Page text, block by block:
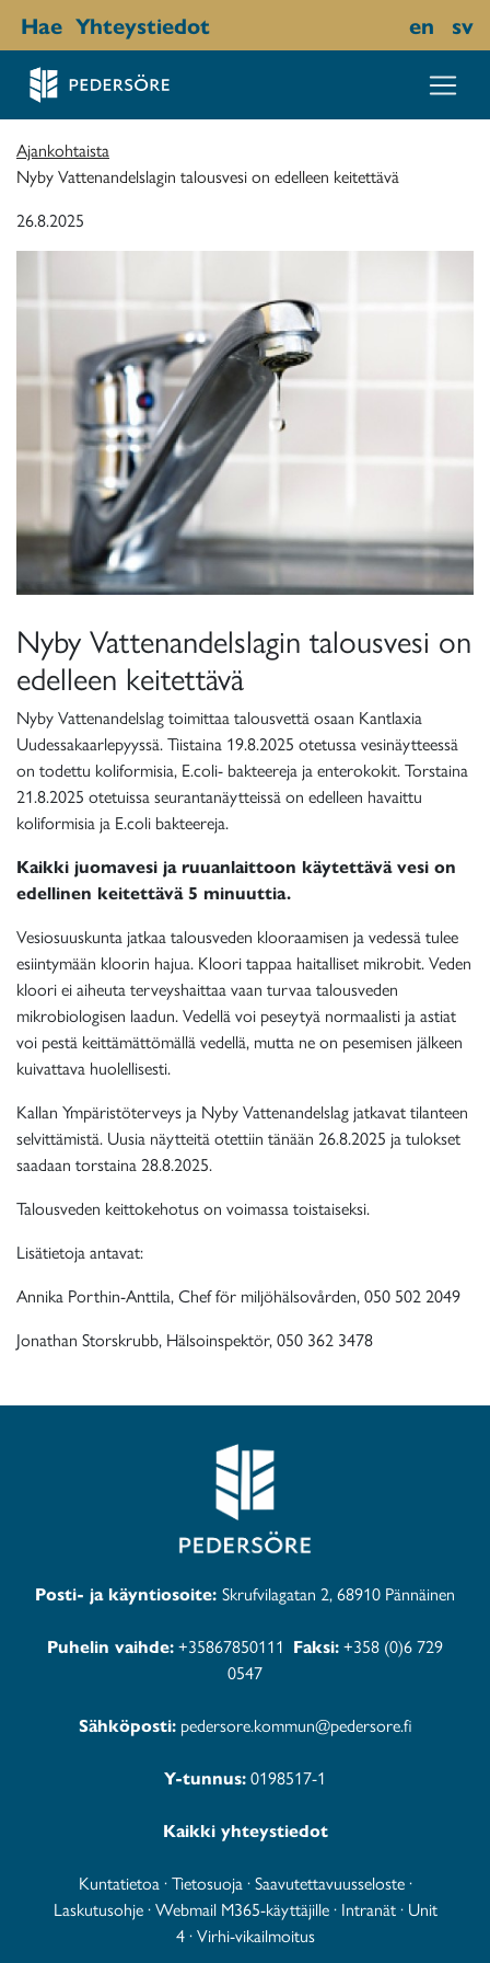
Hae Yhteystiedot en sv
Ajankohtaista
Nyby Vattenandelslagin talousvesi on edelleen keitettävä
26.8.2025
Nyby Vattenandelslagin talousvesi on
edelleen keitettävä
Nyby Vattenandelslag toimittaa talousvettä osaan Kantlaxia
Uudessakaarlepyyssä. Tiistaina 19.8.2025 otetussa vesinäytteessä
on todettu koliformisia, E.coli- bakteereja ja enterokokit. Torstaina
21.8.2025 otetuissa seurantanäytteissä on edelleen havaittu
koliformisia ja E.coli bakteereja.
Kaikki juomavesi ja ruuanlaittoon käytettävä vesi on
edellinen keitettävä 5 minuuttia.
Vesiosuuskunta jatkaa talousveden klooraamisen ja vedessä tulee
esiintymään kloorin hajua. Kloori tappaa haitalliset mikrobit. Veden
kloori ei aiheuta terveyshaittaa vaan turvaa talousveden
mikrobiologisen laadun. Vedellä voi peseytyä normaalisti ja astiat
voi pestä keittämättömällä vedellä, mutta ne on pesemisen jälkeen
kuivattava huolellisesti.
Kallan Ympäristöterveys ja Nyby Vattenandelslag jatkavat tilanteen
selvittämistä. Uusia näytteitä otettiin tänään 26.8.2025 ja tulokset
saadaan torstaina 28.8.2025.
Talousveden keittokehotus on voimassa toistaiseksi.
Lisätietoja antavat:
Annika Porthin-Anttila, Chef för miljöhälsovården, 050 502 2049
Jonathan Storskrubb, Hälsoinspektör, 050 362 3478
Posti- ja käyntiosoite: Skrufvilagatan 2, 68910 Pännäinen
Puhelin vaihde:+35867850111 Faksi:+358 (0)6 729
0547
Sähköposti: pedersore.kommun@pedersore.fi
Y-tunnus:0198517-1
Kaikki yhteystiedot
Kuntatietoa·Tietosuoja·Saavutettavuusseloste·
Laskutusohje·Webmail M365-käyttäjille· Intranät· Unit
4·Virhi-vikailmoitus